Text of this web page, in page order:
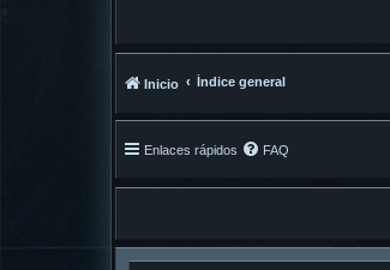
Inicio Índice general
Enlaces rápidos FAQ